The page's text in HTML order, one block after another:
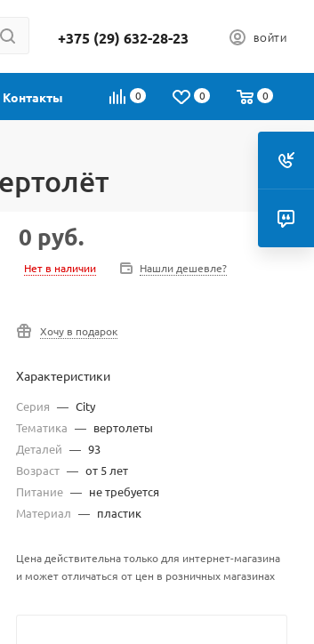
+375 (29) 632-28-23 ВОЙТИ
0 0 0
Контакты
0 руб.
Нет в наличии Нашли дешевле?
Хочу в подарок
Характеристики
Серия — City
Тематика — вертолеты
Деталей — 93
Возраст — от 5 лет
Питание — не требуется
Материал — пластик
Цена действительна только для интернет-магазина
и может отличаться от цен в розничных магазинах